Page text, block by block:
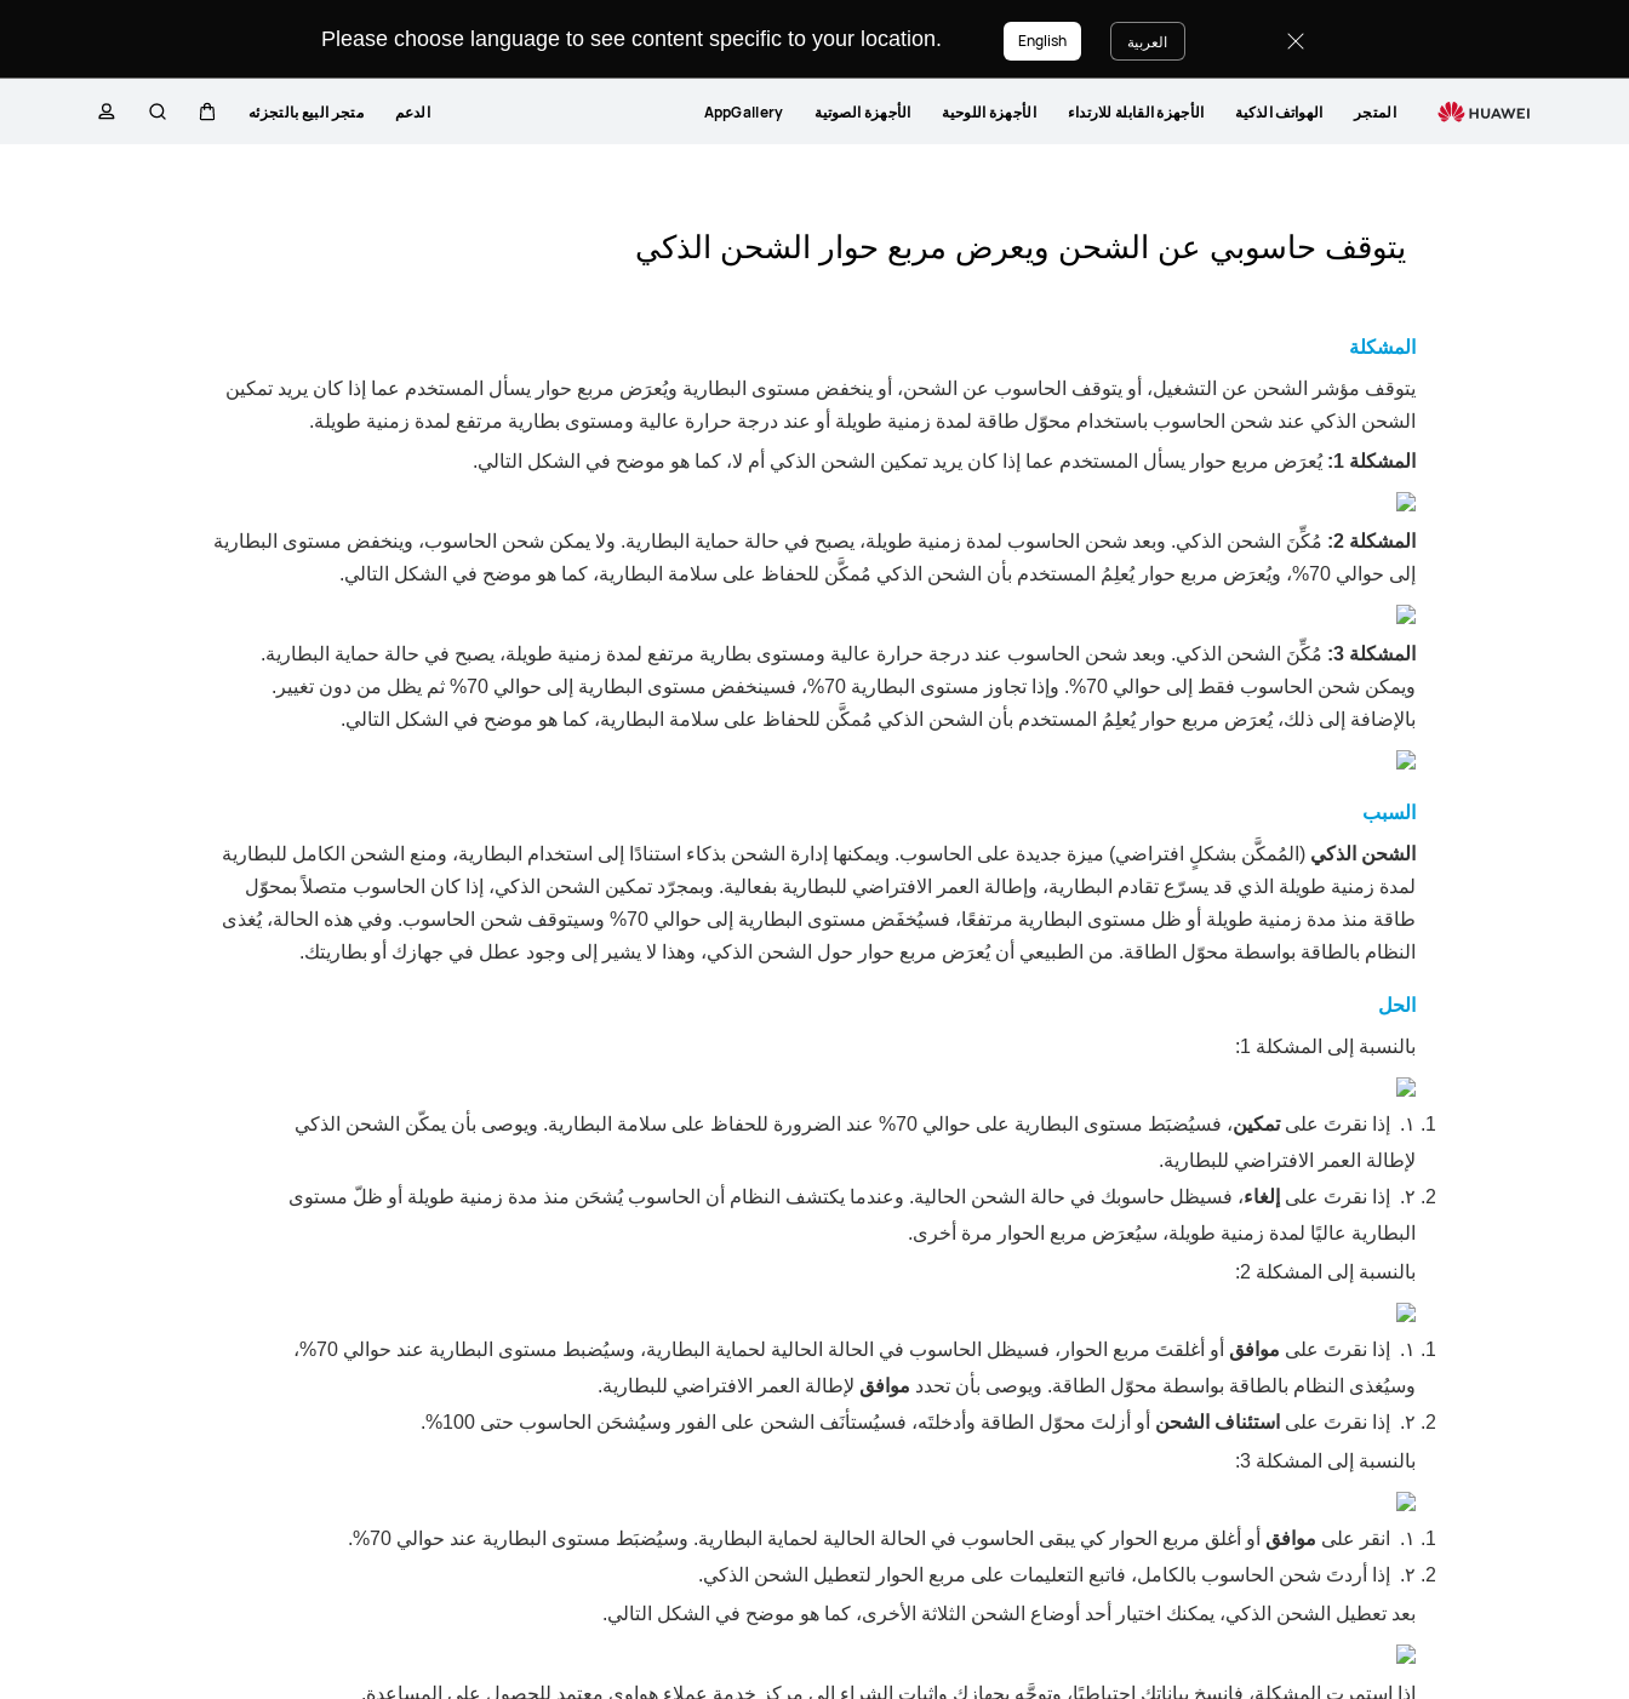
Please choose language to see content specific to your location. العربية English
المتجر الهواتف الذكية الأجهزة القابلة للارتداء الأجهزة اللوحية الأجهزة الصوتية AppGallery الدعم متجر البيع بالتجزئه
يتوقف حاسوبي عن الشحن ويعرض مربع حوار الشحن الذكي
المشكلة
يتوقف مؤشر الشحن عن التشغيل، أو يتوقف الحاسوب عن الشحن، أو ينخفض مستوى البطارية ويُعرَض مربع حوار يسأل المستخدم عما إذا كان يريد تمكين
الشحن الذكي عند شحن الحاسوب باستخدام محوّل طاقة لمدة زمنية طويلة أو عند درجة حرارة عالية ومستوى بطارية مرتفع لمدة زمنية طويلة.
المشكلة 1:
يُعرَض مربع حوار يسأل المستخدم عما إذا كان يريد تمكين الشحن الذكي أم لا، كما هو موضح في الشكل التالي.
المشكلة 2:
مُكِّنَ الشحن الذكي. وبعد شحن الحاسوب لمدة زمنية طويلة، يصبح في حالة حماية البطارية. ولا يمكن شحن الحاسوب، وينخفض مستوى البطارية
إلى حوالي 70%، ويُعرَض مربع حوار يُعلِمُ المستخدم بأن الشحن الذكي مُمكَّن للحفاظ على سلامة البطارية، كما هو موضح في الشكل التالي.
المشكلة 3:
مُكِّنَ الشحن الذكي. وبعد شحن الحاسوب عند درجة حرارة عالية ومستوى بطارية مرتفع لمدة زمنية طويلة، يصبح في حالة حماية البطارية.
ويمكن شحن الحاسوب فقط إلى حوالي 70%. وإذا تجاوز مستوى البطارية 70%، فسينخفض مستوى البطارية إلى حوالي 70% ثم يظل من دون تغيير.
بالإضافة إلى ذلك، يُعرَض مربع حوار يُعلِمُ المستخدم بأن الشحن الذكي مُمكَّن للحفاظ على سلامة البطارية، كما هو موضح في الشكل التالي.
السبب
الشحن الذكي (المُمكَّن بشكلٍ افتراضي) ميزة جديدة على الحاسوب. ويمكنها إدارة الشحن بذكاء استنادًا إلى استخدام البطارية، ومنع الشحن الكامل للبطارية
لمدة زمنية طويلة الذي قد يسرّع تقادم البطارية، وإطالة العمر الافتراضي للبطارية بفعالية. وبمجرّد تمكين الشحن الذكي، إذا كان الحاسوب متصلاً بمحوّل
طاقة منذ مدة زمنية طويلة أو ظل مستوى البطارية مرتفعًا، فسيُخفَض مستوى البطارية إلى حوالي 70% وسيتوقف شحن الحاسوب. وفي هذه الحالة، يُغذى
النظام بالطاقة بواسطة محوّل الطاقة. من الطبيعي أن يُعرَض مربع حوار حول الشحن الذكي، وهذا لا يشير إلى وجود عطل في جهازك أو بطاريتك.
الحل
بالنسبة إلى المشكلة 1:
١. إذا نقرتَ علىتمكين
، فسيُضبَط مستوى البطارية على حوالي 70% عند الضرورة للحفاظ على سلامة البطارية. ويوصى بأن يمكّن الشحن الذكي
لإطالة العمر الافتراضي للبطارية.
٢.
إذا نقرتَ على إلغاء، فسيظل حاسوبك في حالة الشحن الحالية. وعندما يكتشف النظام أن الحاسوب يُشحَن منذ مدة زمنية طويلة أو ظلّ مستوى
البطارية عاليًا لمدة زمنية طويلة، سيُعرَض مربع الحوار مرة أخرى.
بالنسبة إلى المشكلة 2:
١. إذا نقرتَ على موافق
أو أغلقتَ مربع الحوار، فسيظل الحاسوب في الحالة الحالية لحماية البطارية، وسيُضبط مستوى البطارية عند حوالي 70%،
وسيُغذى النظام بالطاقة بواسطة محوّل الطاقة. ويوصى بأن تحدد موافق لإطالة العمر الافتراضي للبطارية.
٢.
إذا نقرتَ على استئناف الشحن أو أزلتَ محوّل الطاقة وأدخلتَه، فسيُستأنَف الشحن على الفور وسيُشحَن الحاسوب حتى 100%.
بالنسبة إلى المشكلة 3:
١. انقر على موافق أو أغلق مربع الحوار كي يبقى الحاسوب في الحالة الحالية لحماية البطارية. وسيُضبَط مستوى البطارية عند حوالي 70%.
٢.
إذا أردتَ شحن الحاسوب بالكامل، فاتبع التعليمات على مربع الحوار لتعطيل الشحن الذكي.
بعد تعطيل الشحن الذكي، يمكنك اختيار أحد أوضاع الشحن الثلاثة الأخرى، كما هو موضح في الشكل التالي.
إذا استمرت المشكلة، فانسخ بياناتك احتياطيًا، وتوجَّه بجهازك وإثبات الشراء إلى مركز خدمة عملاء هواوي معتمد للحصول على المساعدة.